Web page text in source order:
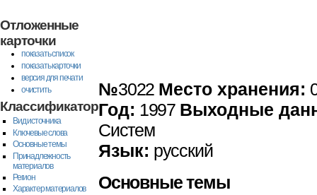
Отложенные
карточки
показать список
показать карточки
версия для печати
очистить
Классификатор
Вид источника
Ключевые слова
Основные темы
Принадлежность
материалов
Регион
Характер материалов
№3022 Место хранения:
Год: 1997 Выходные
Систем
Язык: русский
Основные темы